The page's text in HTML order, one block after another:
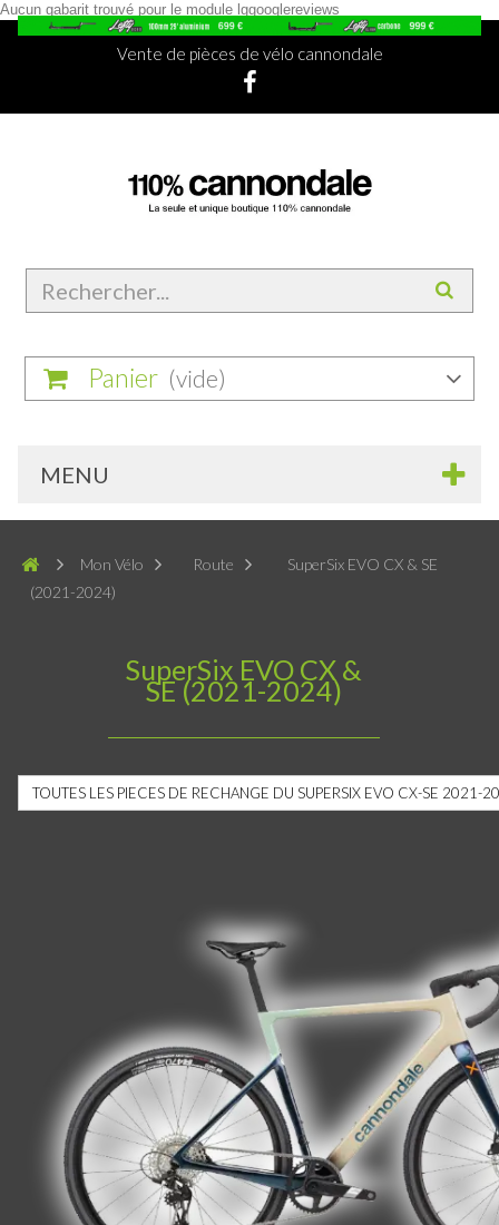
Aucun gabarit trouvé pour le module lggooglereviews
Vente de pièces de vélo cannondale
Panier (vide)
MENU
Mon Vélo Route
SuperSix EVO CX & SE
(2021-2024)
SuperSix EVO CX &
SE (2021-2024)
TOUTES LES PIECES DE RECHANGE DU SUPERSIX EVO CX-SE 2021-